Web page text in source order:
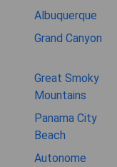
Albuquerque
Grand Canyon
Great Smoky
Mountains
Panama City
Beach
Autonome